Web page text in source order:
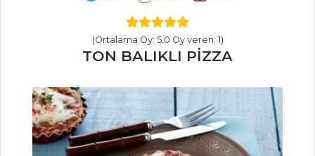
Otlu Balık
Kavurma
Balık Yemekleri
Tüm Tarifleri
(Ortalama Oy: 5.0 Oy veren: 1)
TON BALIKLI PİZZA